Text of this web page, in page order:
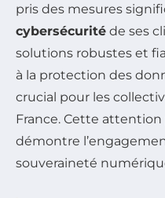
pris des mesures
cybersécurité de ses
solutions robustes et
à la protection des
crucial pour les
France. Cette
démontre
souveraineté